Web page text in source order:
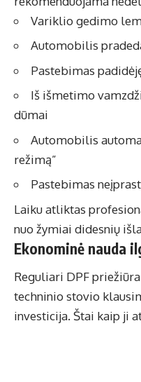
Variklio gedimo
Automobilis
Pastebimas
Iš išmetimo
dūmai
Automobilis
režimą”
Pastebimas
Laiku atliktas
nuo žymiai didesnių
Ekonominė nauda
Reguliari DPF
techninio stovio
investicija. Štai kaip ji